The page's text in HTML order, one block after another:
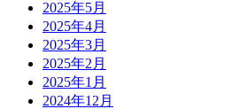
2025年5月
2025年4月
2025年3月
2025年2月
2025年1月
2024年12月